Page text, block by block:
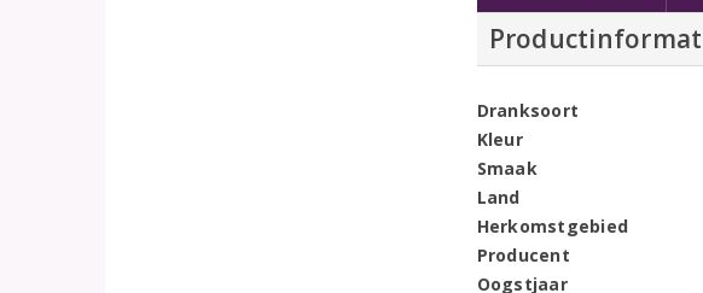
Dranksoort
Kleur
Smaak
Land
Herkomstgebied
Producent
Oogstjaar